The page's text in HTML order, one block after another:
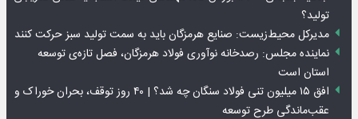
تولید؟
مدیرکل محیط‌زیست: صنایع هرمزگان باید به سمت تولید سبز حرکت کنند
نماینده مجلس: رصدخانه نوآوری فولاد هرمزگان، فصل تازه‌ی توسعه
استان است
افق ۱۵ میلیون تنی فولاد سنگان چه شد؟ | ۴۰ روز توقف، بحران خوراک و
عقب‌ماندگی طرح توسعه